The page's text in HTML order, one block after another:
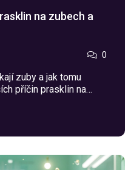
na zubech a
0
zuby a jak tomu
příčin prasklin na